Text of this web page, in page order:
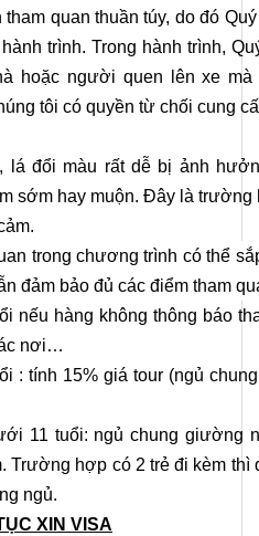
quan thuần túy, do đó
trình. Trong hành trình,
hoặc người quen lên xe
tôi có quyền từ chối cung
lá đổi màu rất dễ bị ảnh
sớm hay muộn. Đây là trường
trong chương trình có thể
đảm bảo đủ các điểm tham
nếu hàng không thông báo
nơi…
: tính 15% giá tour (ngủ
11 tuổi: ngủ chung giường
Trường hợp có 2 trẻ đi kèm
ngủ.
XIN VISA